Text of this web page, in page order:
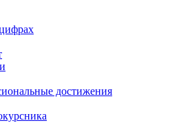
достижения